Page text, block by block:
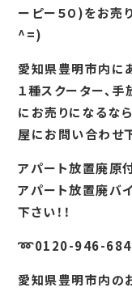
ーピー５０)をお売
^=)
愛知県豊明市内に
１種スクーター、
にお売りになるな
屋にお問い合わせ下
アパート放置廃原付
アパート放置廃バ
下さい！！
➿0120-946-684
愛知県豊明市内の